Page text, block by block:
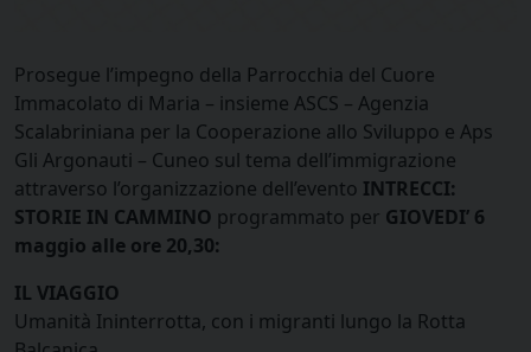
Prosegue l’impegno della Parrocchia del Cuore
Immacolato di Maria – insieme ASCS – Agenzia
Scalabriniana per la Cooperazione allo Sviluppo e Aps
Gli Argonauti – Cuneo sul tema dell’immigrazione
attraverso l’organizzazione dell’evento INTRECCI:
STORIE IN CAMMINO programmato per GIOVEDI’ 6
maggio alle ore 20,30:
IL VIAGGIO
Umanità Ininterrotta, con i migranti lungo la Rotta